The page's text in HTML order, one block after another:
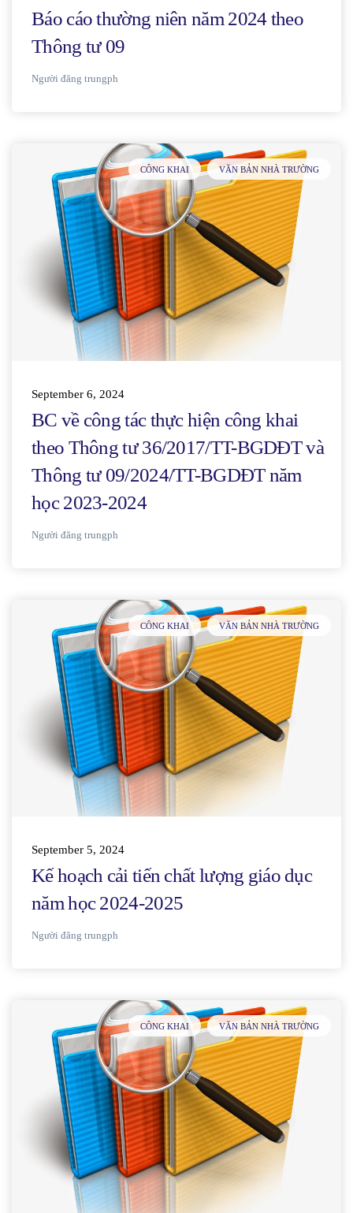
Báo cáo thường niên năm 2024 theo
Thông tư 09
Người đăng trungph
CÔNG KHAI VĂN BẢN NHÀ TRƯỜNG
September 6, 2024
BC về công tác thực hiện công khai
theo Thông tư 36/2017/TT-BGDĐT và
Thông tư 09/2024/TT-BGDĐT năm
học 2023-2024
Người đăng trungph
CÔNG KHAI VĂN BẢN NHÀ TRƯỜNG
September 5, 2024
Kế hoạch cải tiến chất lượng giáo dục
năm học 2024-2025
Người đăng trungph
CÔNG KHAI VĂN BẢN NHÀ TRƯỜNG